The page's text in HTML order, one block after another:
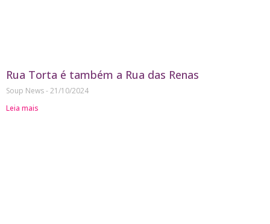
Rua Torta é também a Rua das Renas
Soup News 21/10/2024
Leia mais